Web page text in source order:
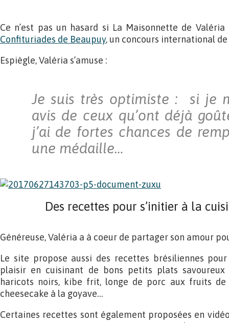
Ce n’est pas un hasard si La Maisonnette de
Confituriades de Beaupuy, un concours international
Espiègle, Valéria s’amuse :
Je suis très optimiste : si je
avis de ceux qu’ont déjà
j’ai de fortes chances de
une médaille…
Des recettes pour s’initier à la
Généreuse, Valéria a à coeur de partager son amour
Le site propose aussi des recettes brésiliennes
plaisir en cuisinant de bons petits plats
haricots noirs, kibe frit, longe de porc aux fruits
cheesecake à la goyave…
Certaines recettes sont également proposées en